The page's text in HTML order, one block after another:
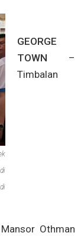
GEORGE
TOWN –
Timbalan
Othman